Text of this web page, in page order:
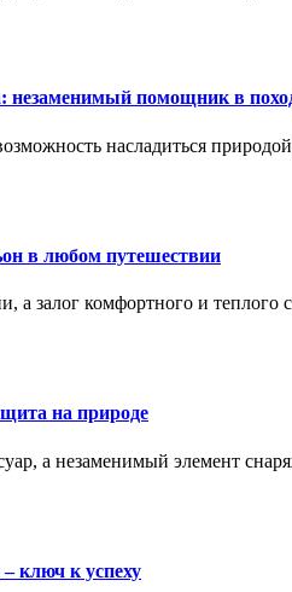
незаменимый помощник в
насладиться
в любом путешествии
а залог комфортного и
на природе
а незаменимый элемент
ключ к успеху